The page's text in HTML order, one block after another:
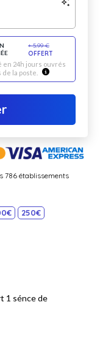
+5.99 €
OFFERT
en 24h jours ouvrés
de la poste.
786 établissements
250€
1 sénce de